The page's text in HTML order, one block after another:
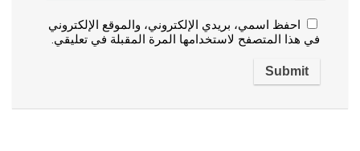
احفظ اسمي، بريدي الإلكتروني، والموقع الإلكتروني
في هذا المتصفح لاستخدامها المرة المقبلة في تعليقي.